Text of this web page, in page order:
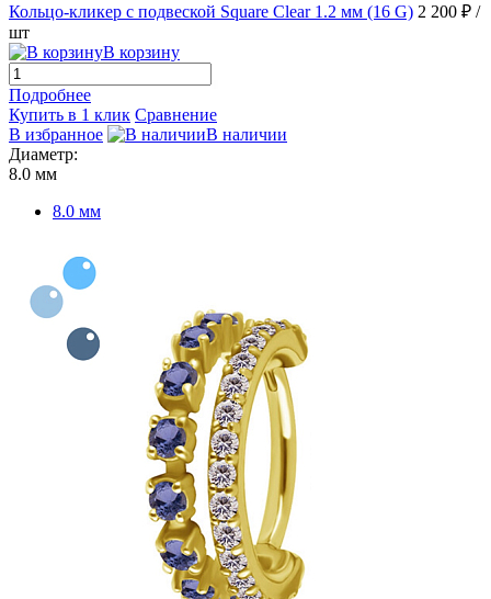
Кольцо-кликер с подвеской Square Clear 1.2 мм (16 G) 2 200 ₽ /
шт
В корзину
Подробнее
Купить в 1 клик Сравнение
В избранное
В наличии
Диаметр:
8.0 мм
8.0 мм